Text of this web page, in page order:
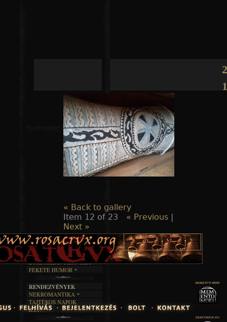
« Back to gallery
Item 12 of 23
« Previous
Next »
TAJTÉKOS LAPOK
ZENE
EGYÜTTESEK
INTERJÚK
FORDÍTÁSOK
DALSZÖVEGEK
ÍRÁSOK
IRODALOM
FILM
MŰVÉSZET
ÍRÁSTÖRTÉNET
BOSZORKÁNYKONYHA
FEKETE HUMOR
SZÖVEGES
RENDEZVÉNYEK
NEKROMANTIKA
AKTUÁLIS
A MÚLT
TAJTÉKOS NAPOK
R.I.P.